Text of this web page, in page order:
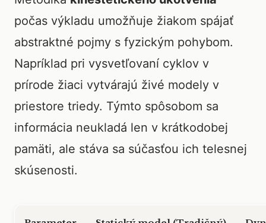
počas výkladu umožňuje žiakom spájať
abstraktné pojmy s fyzickým pohybom.
Napríklad pri vysvetľovaní cyklov v
prírode žiaci vytvárajú živé modely v
priestore triedy. Týmto spôsobom sa
informácia neukladá len v krátkodobej
pamäti, ale stáva sa súčasťou ich telesnej
skúsenosti.